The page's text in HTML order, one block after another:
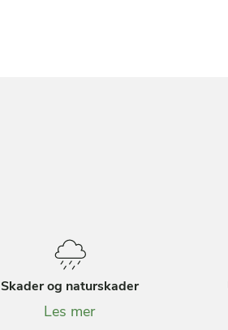
Skader og naturskader
Les mer